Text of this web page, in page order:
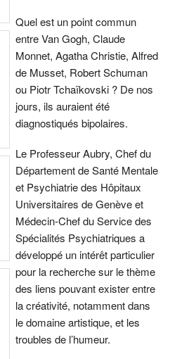
Quel est un point commun
entre Van Gogh, Claude
Monnet, Agatha Christie, Alfred
de Musset, Robert Schuman
ou Piotr Tchaïkovski ? De nos
jours, ils auraient été
diagnostiqués bipolaires.
Le Professeur Aubry, Chef du
Département de Santé Mentale
et Psychiatrie des Hôpitaux
Universitaires de Genève et
Médecin-Chef du Service des
Spécialités Psychiatriques a
développé un intérêt particulier
pour la recherche sur le thème
des liens pouvant exister entre
la créativité, notamment dans
le domaine artistique, et les
troubles de l’humeur.